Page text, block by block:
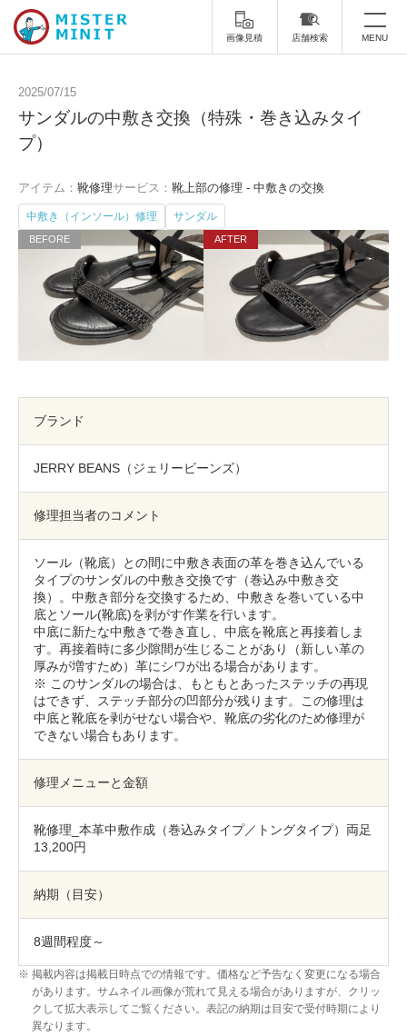
画像見積 店舗検索 MENU
ミスターミニットについて
スーツケース修理
スニーカー修理 靴磨き
カバンの修理 時計修理・電池交換
合鍵の作製
よくあるご質問
お問い合わせ
採用情報
CLOSE
2025/07/15
サンダルの中敷き交換（特殊・巻き込みタイ
プ）
アイテム： 靴修理サービス： 靴上部の修理 - 中敷きの交換
中敷き（インソール）修理 サンダル
ブランド
JERRY BEANS（ジェリービーンズ）
修理担当者のコメント
ソール（靴底）との間に中敷き表面の革を巻き込んでいる
タイプのサンダルの中敷き交換です（巻込み中敷き交
換）。中敷き部分を交換するため、中敷きを巻いている中
底とソール(靴底)を剥がす作業を行います。
中底に新たな中敷きで巻き直し、中底を靴底と再接着しま
す。再接着時に多少隙間が生じることがあり（新しい革の
厚みが増すため）革にシワが出る場合があります。
※ このサンダルの場合は、もともとあったステッチの再現
はできず、ステッチ部分の凹部分が残ります。この修理は
中底と靴底を剥がせない場合や、靴底の劣化のため修理が
できない場合もあります。
修理メニューと金額
靴修理_本革中敷作成（巻込みタイプ／トングタイプ）両足
13,200円
納期（目安）
8週間程度～
掲載内容は掲載日時点での情報です。価格など予告なく変更になる場合
があります。サムネイル画像が荒れて見える場合がありますが、クリッ
クして拡大表示してご覧ください。表記の納期は目安で受付時期により
異なります。